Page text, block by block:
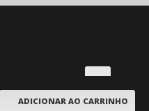
ADICIONAR AO CARRINHO